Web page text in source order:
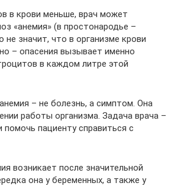
в крови меньше, врач может
«анемия» (в простонародье –
не значит, что в организме крови
– опасения вызывает именно
в каждом литре этой
– не болезнь, а симптом. Она
работы организма. Задача врача –
помочь пациенту справиться с
возникает после значительной
она у беременных, а также у